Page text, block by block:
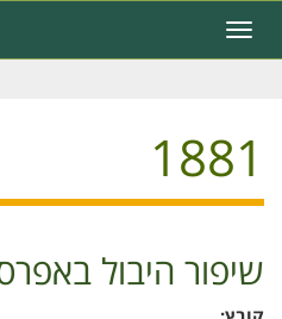
לתוכן
העיקרי
Toggle
navigation
1881
שיפור היבול באפרסק